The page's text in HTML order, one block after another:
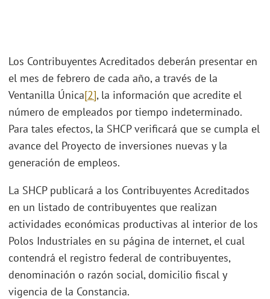
Los Contribuyentes Acreditados deberán presentar en
el mes de febrero de cada año, a través de la
Ventanilla Única[2], la información que acredite el
número de empleados por tiempo indeterminado.
Para tales efectos, la SHCP verificará que se cumpla el
avance del Proyecto de inversiones nuevas y la
generación de empleos.
La SHCP publicará a los Contribuyentes Acreditados
en un listado de contribuyentes que realizan
actividades económicas productivas al interior de los
Polos Industriales en su página de internet, el cual
contendrá el registro federal de contribuyentes,
denominación o razón social, domicilio fiscal y
vigencia de la Constancia.